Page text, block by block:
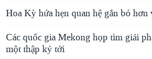
Hoa Kỳ hứa hẹn quan hệ gắn bó
Các quốc gia Mekong họp tìm giải
một thập kỷ tới